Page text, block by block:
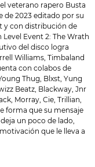
veterano rapero Busta
de 2023 editado por su
y con distribución de
Event 2: The Wrath
del disco logra
Williams, Timbaland
con colabos de
Thug, Blxst, Yung
Beatz, Blackway, Jnr
Morray, Cie, Trillian,
forma que su mensaje
un poco de lado,
que le lleva a